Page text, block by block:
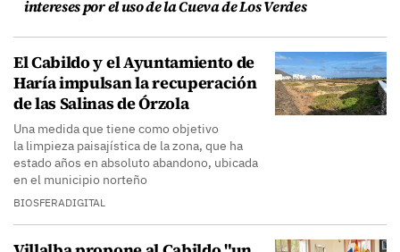
intereses por el uso de la Cueva de Los Verdes
El Cabildo y el Ayuntamiento de
Haría impulsan la recuperación
de las Salinas de Órzola
Una medida que tiene como objetivo
la limpieza paisajística de la zona, que ha
estado años en absoluto abandono, ubicada
en el municipio norteño
BIOSFERADIGITAL